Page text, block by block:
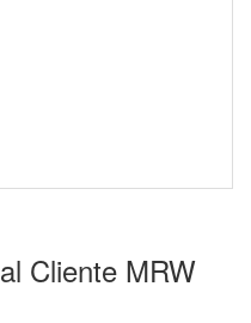
Cliente MRW